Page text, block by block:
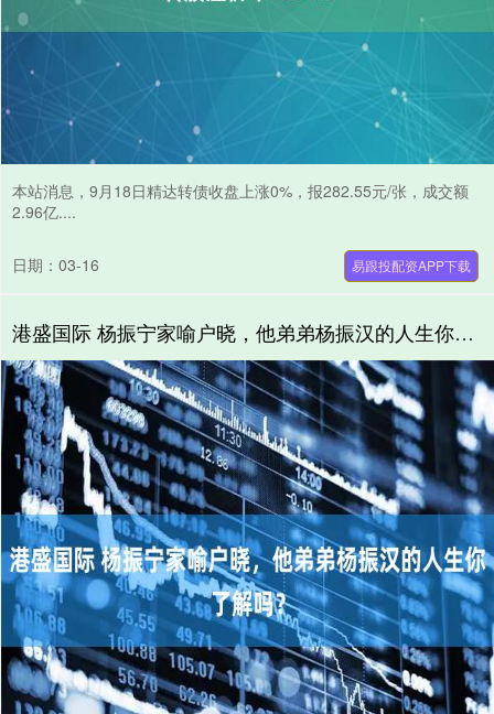
本站消息，9月18日精达转债收盘上涨0%，报282.55元/张，成交额
2.96亿....
日期：03-16 易跟投配资APP下载
港盛国际 杨振宁家喻户晓，他弟弟杨振汉的人生你了解吗？